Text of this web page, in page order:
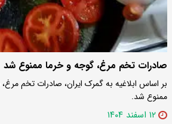
صادرات تخم مرغ، گوجه و خرما ممنوع شد
بر اساس ابلاغیه به گمرک ایران، صادرات تخم
ممنوع شد.
۱۲ اسفند ۱۴۰۴